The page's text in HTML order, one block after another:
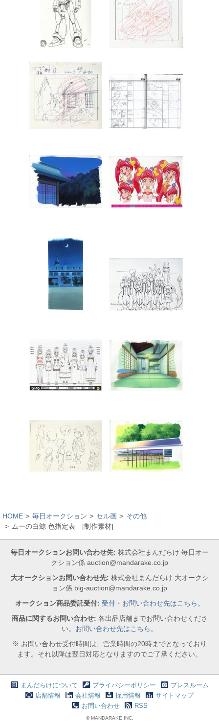
HOME 毎日オークション セル画
その他
ムーの白鯨 色指定表 [制作素材]
毎日オークションお問い合わせ先: 株式会社まんだらけ 毎日オー
クション係 auction@mandarake.co.jp
大オークションお問い合わせ先: 株式会社まんだらけ 大オークシ
ョン係 big-auction@mandarake.co.jp
オークション商品委託受付: 受付・お問い合わせ先はこちら。
商品に関するお問い合わせ: 各出品店舗までお問い合わせくださ
い。 お問い合わせ先はこちら。
※ お問い合わせ受付時間は、営業時間の20時までとなっており
ます。それ以降は翌日対応となりますのでご了承ください。
まんだらけについて プライバシーポリシー
プレスルーム
店舗情報
会社情報 採用情報
サイトマップ
お問い合わせ
RSS
© MANDARAKE INC.